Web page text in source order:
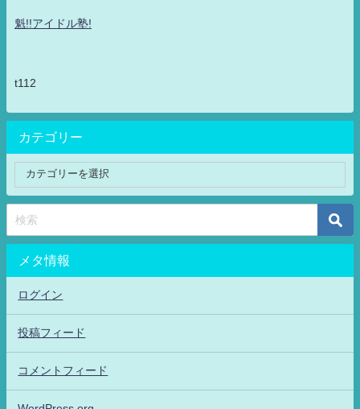
魁!!アイドル塾!
t112
カテゴリー
メタ情報
ログイン
投稿フィード
コメントフィード